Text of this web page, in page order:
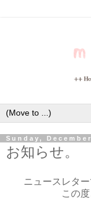
Sunday,
お知らせ。
ニュースレタ
この